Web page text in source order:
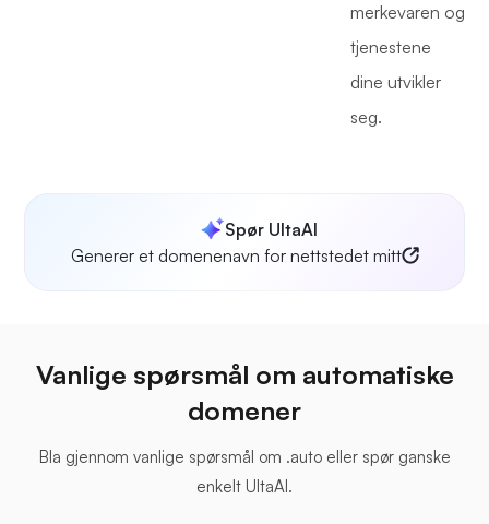
merkevaren og
tjenestene
dine utvikler
seg.
Spør UltaAI
Generer et domenenavn for nettstedet mitt
Vanlige spørsmål om automatiske
domener
Bla gjennom vanlige spørsmål om .auto eller spør ganske
enkelt UltaAI.